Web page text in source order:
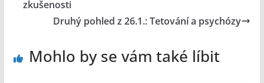
zkušenosti
Druhý pohled z 26.1.: Tetování a psychózy
Mohlo by se vám také líbit